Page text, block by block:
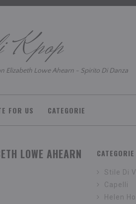
Kpop
Elizabeth Lowe Ahearn - Spirito Di Danza
FOR US CATEGORIE
LOWE AHEARN CATEGORIE
Stile Di
Capelli
Helen